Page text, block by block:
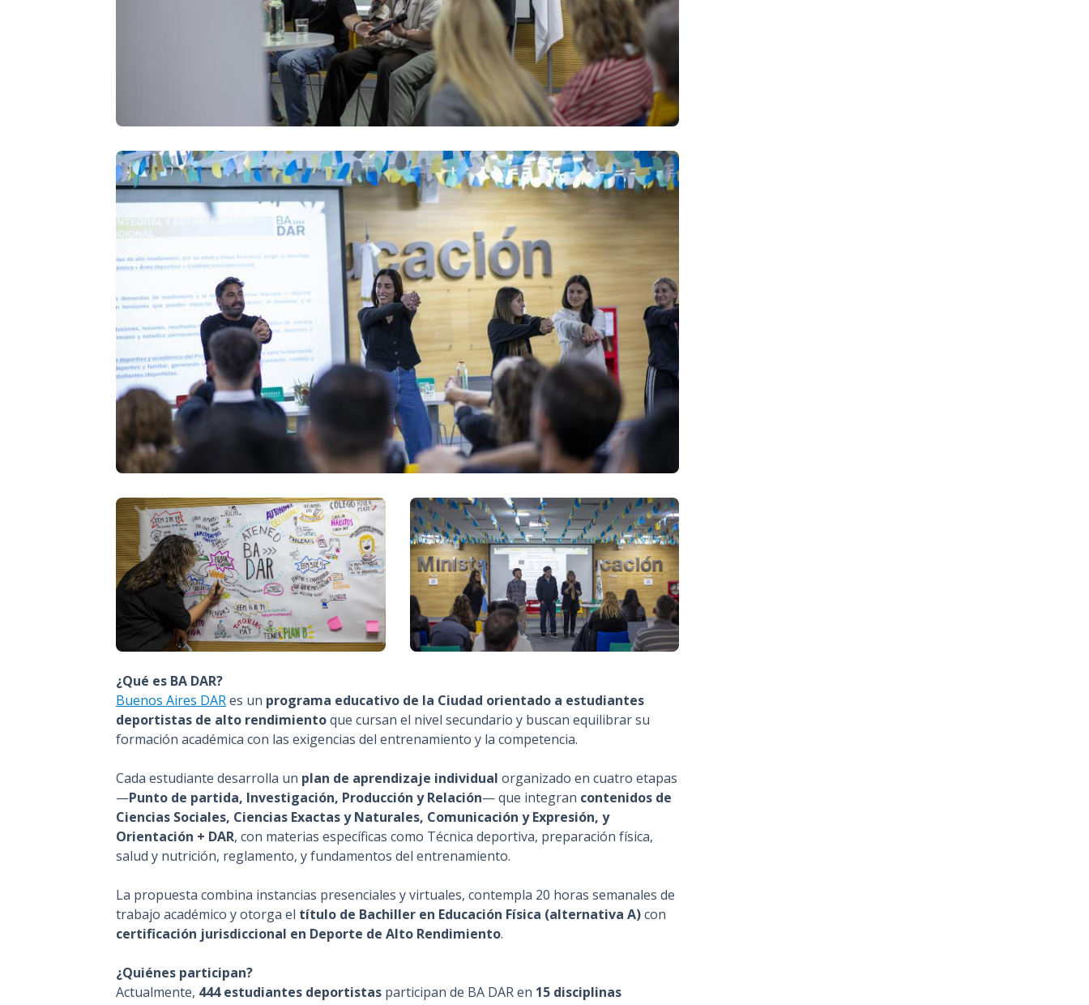
¿Qué es BA DAR?
Buenos Aires DARes un programa educativo de la Ciudad orientado a estudiantes
deportistas de alto rendimientoque cursan el nivel secundario y buscan equilibrar su
formación académica con las exigencias del entrenamiento y la competencia.
Cada estudiante desarrolla un plan de aprendizaje individual organizado en cuatro etapas
—Punto de partida, Investigación, Producción y Relación— que integran contenidos de
Ciencias Sociales, Ciencias Exactas y Naturales, Comunicación y Expresión, y
Orientación + DAR, con materias específicas como Técnica deportiva, preparación física,
salud y nutrición, reglamento, y fundamentos del entrenamiento.
La propuesta combina instancias presenciales y virtuales, contempla 20 horas semanales de
trabajo académico y otorga el título de Bachiller en Educación Física (alternativa A)con
certificación jurisdiccional en Deporte de Alto Rendimiento.
¿Quiénes participan?
Actualmente, 444 estudiantes deportistas participan de BA DAR en 15 disciplinas